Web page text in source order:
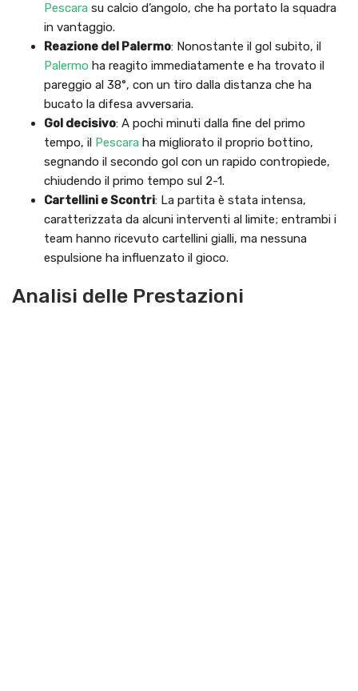
Pescara su calcio d’angolo, che ha portato la squadra
in vantaggio.
Reazione del Palermo: Nonostante il gol subito, il
Palermo ha reagito immediatamente e ha trovato il
pareggio al 38°, con un tiro dalla distanza che ha
bucato la difesa avversaria.
Gol decisivo: A pochi minuti dalla fine del primo
tempo, il Pescara ha migliorato il proprio bottino,
segnando il secondo gol con un rapido contropiede,
chiudendo il primo tempo sul 2-1.
Cartellini e Scontri: La partita è stata intensa,
caratterizzata da alcuni interventi al limite; entrambi i
team hanno ricevuto cartellini gialli, ma nessuna
espulsione ha influenzato il gioco.
Analisi delle Prestazioni